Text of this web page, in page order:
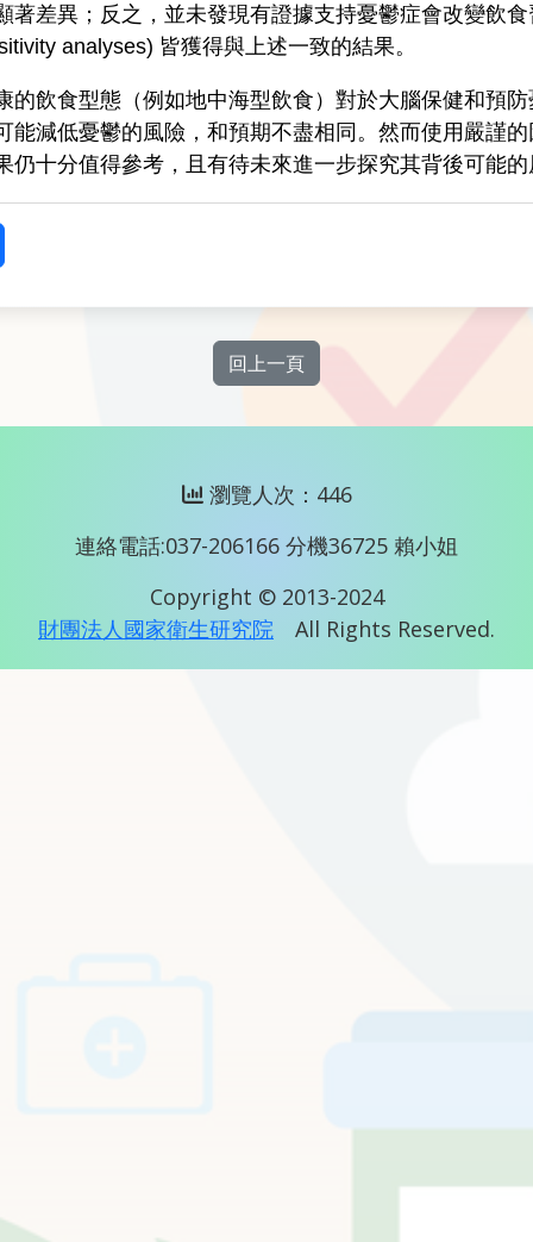
著差異；反之，並未發現有證據支持憂鬱症會改變飲
analyses) 皆獲得與上述一致的結果。
的飲食型態（例如地中海型飲食）對於大腦保健和預
能減低憂鬱的風險，和預期不盡相同。然而使用嚴謹
仍十分值得參考，且有待未來進一步探究其背後可能
回上一頁
瀏覽人次：446
連絡電話:037-206166 分機36725 賴小姐
Copyright © 2013-2024
財團法人國家衛生研究院
All Rights Reserved.